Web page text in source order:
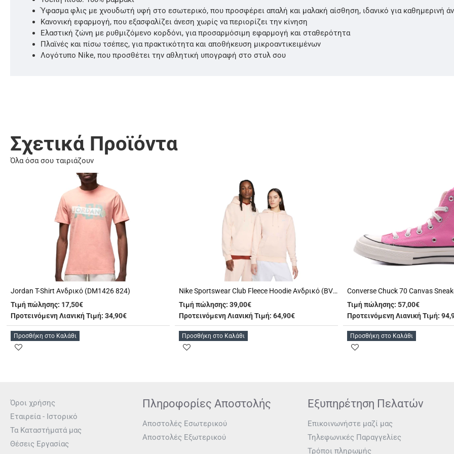
Ύφασμα φλις με χνουδωτή υφή στο εσωτερικό, που προσφέρει απαλή και μαλακή αίσθηση, ιδανικό για καθημερινή
Κανονική εφαρμογή, που εξασφαλίζει άνεση χωρίς να περιορίζει την κίνηση
Ελαστική ζώνη με ρυθμιζόμενο κορδόνι, για προσαρμόσιμη εφαρμογή και σταθερότητα
Πλαϊνές και πίσω τσέπες, για πρακτικότητα και αποθήκευση μικροαντικειμένων
Λογότυπο Nike, που προσθέτει την αθλητική υπογραφή στο στυλ σου
Σχετικά Προϊόντα
Όλα όσα σου ταιριάζουν
Jordan T-Shirt Ανδρικό (DM1426 824)
Τιμή πώλησης: 17,50€
Προτεινόμενη Λιανική Τιμή: 34,90€
Προσθήκη στο Καλάθι
Nike Sportswear Club Fleece Hoodie Ανδρικό (BV2654 838)
Τιμή πώλησης: 39,00€
Προτεινόμενη Λιανική Τιμή: 64,90€
Προσθήκη στο Καλάθι
Converse Chuck 70 Canvas
Τιμή πώλησης: 57,00€
Προτεινόμενη Λιανική Τιμή:
Προσθήκη στο Καλάθι
Όροι χρήσης
Εταιρεία - Ιστορικό
Τα Καταστήματά μας
Θέσεις Εργασίας
Πληροφορίες Αποστολής
Αποστολές Εσωτερικού
Αποστολές Εξωτερικού
Εξυπηρέτηση Πελατών
Επικοινωνήστε μαζί μας
Τηλεφωνικές Παραγγελίες
Τρόποι πληρωμής